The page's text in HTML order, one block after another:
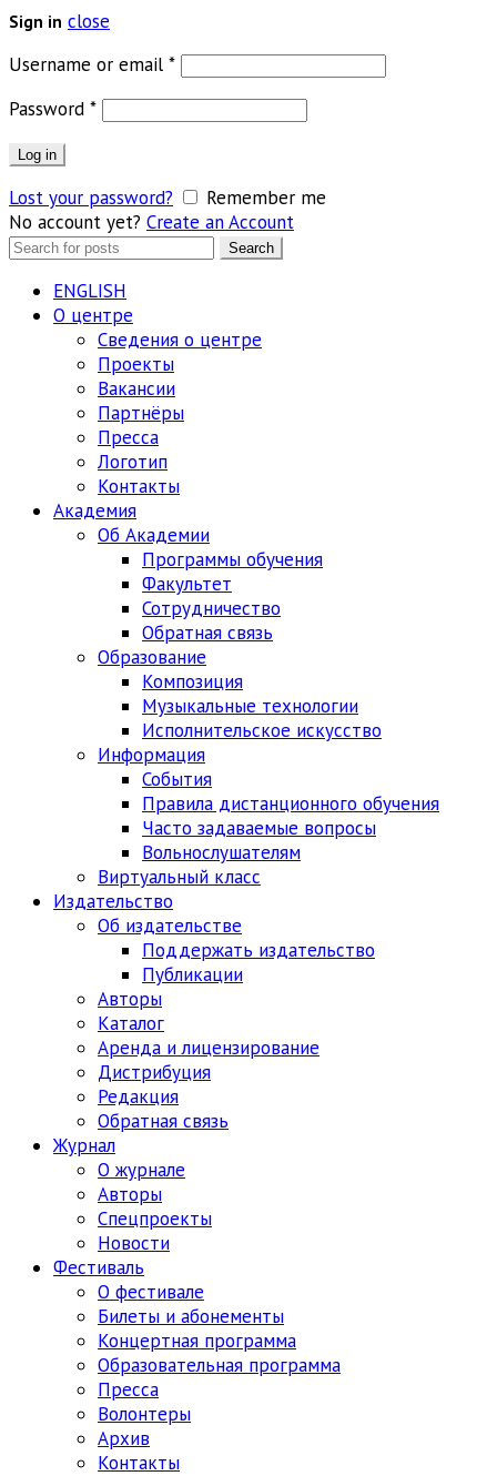
Sign in close
Username or email *Обязательно
Password *Обязательно
Log in
Lost your password?
Remember me
No account yet? Create an Account
Search
Search
ENGLISH
О центре
Сведения о центре
Проекты
Вакансии
Партнёры
Пресса
Логотип
Контакты
Академия
Об Академии
Программы обучения
Факультет
Сотрудничество
Обратная связь
Образование
Композиция
Музыкальные технологии
Исполнительское искусство
Информация
События
Правила дистанционного обучения
Часто задаваемые вопросы
Вольнослушателям
Виртуальный класс
Издательство
Об издательстве
Поддержать издательство
Публикации
Авторы
Каталог
Аренда и лицензирование
Дистрибуция
Редакция
Обратная связь
Журнал
О журнале
Авторы
Спецпроекты
Новости
Фестиваль
О фестивале
Билеты и абонементы
Концертная программа
Образовательная программа
Пресса
Волонтеры
Архив
Контакты